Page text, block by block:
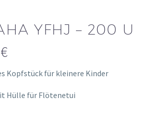
YFHJ – 200 U
€
Kopfstück für kleinere Kinder
Hülle für Flötenetui